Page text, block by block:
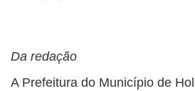
Da redação
A Prefeitura do Município de